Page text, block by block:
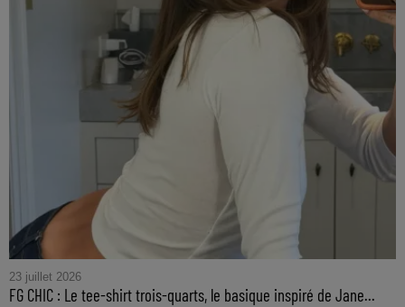
23 juillet 2026
FG CHIC : Le tee-shirt trois-quarts, le basique inspiré de Jane...